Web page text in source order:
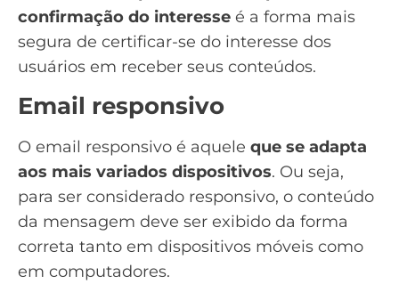
confirmação do interesse é a forma mais
segura de certificar-se do interesse dos
usuários em receber seus conteúdos.
Email responsivo
O email responsivo é aquele que se adapta
aos mais variados dispositivos. Ou seja,
para ser considerado responsivo, o conteúdo
da mensagem deve ser exibido da forma
correta tanto em dispositivos móveis como
em computadores.